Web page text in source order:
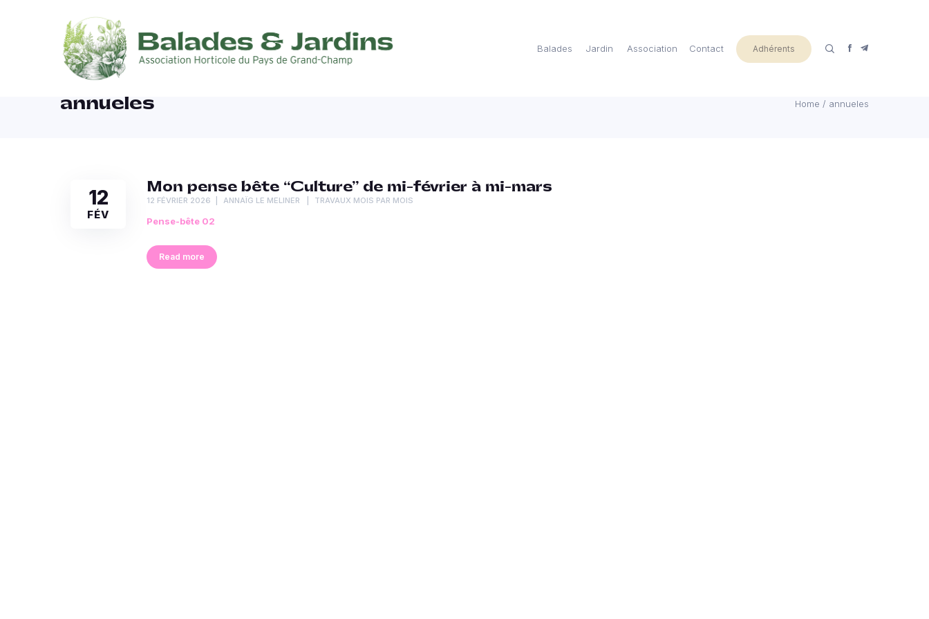
Balades Jardin Association Adhérents
Contact
annueles Home / annueles
12
FÉV
Mon pense bête “Culture” de mi-février à mi-mars
12 FÉVRIER 2026 ANNAÏG LE MELINER TRAVAUX MOIS PAR MOIS
Pense-bête 02
Read more